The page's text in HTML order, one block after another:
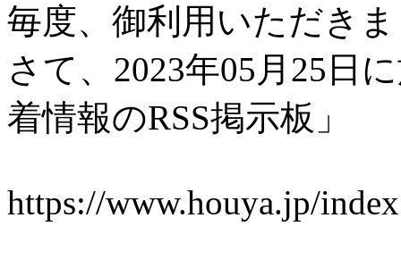
毎度、御利用いただき
さて、2023年05月25日
着情報のRSS掲示板」
https://www.houya.jp/